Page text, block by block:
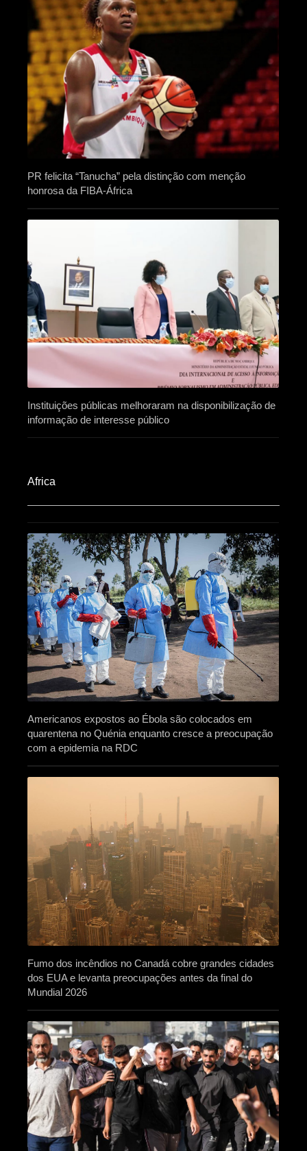
PR felicita “Tanucha” pela distinção com menção
honrosa da FIBA-África
Instituições públicas melhoraram na disponibilização de
informação de interesse público
Africa​
Americanos expostos ao Ébola são colocados em
quarentena no Quénia enquanto cresce a preocupação
com a epidemia na RDC
Fumo dos incêndios no Canadá cobre grandes cidades
dos EUA e levanta preocupações antes da final do
Mundial 2026